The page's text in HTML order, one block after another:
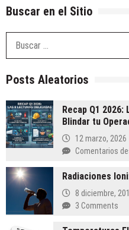
Buscar en el Sitio
Posts Aleatorios
Recap Q1
Blindar tu
12 marzo, 2026
Comentarios
Radiaciones
8 diciembre,
3 Comments